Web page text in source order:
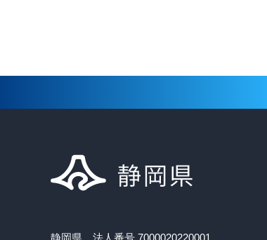
静岡県 法人番号 7000020220001